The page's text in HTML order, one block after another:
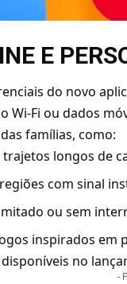
E
do novo
Wi-Fi ou dados
famílias, como:
trajetos longos de
com sinal
ou sem
inspirados
no
-